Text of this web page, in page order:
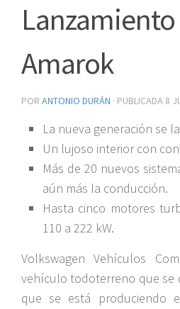
Amarok
POR ANTONIO DURÁN · PUBLICADA 8
La nueva generación se
Un lujoso interior con
Más de 20 nuevos
aún más la conducción.
Hasta cinco motores
110 a 222 kW.
Volkswagen Vehículos
vehículo todoterreno que se
que se está produciendo